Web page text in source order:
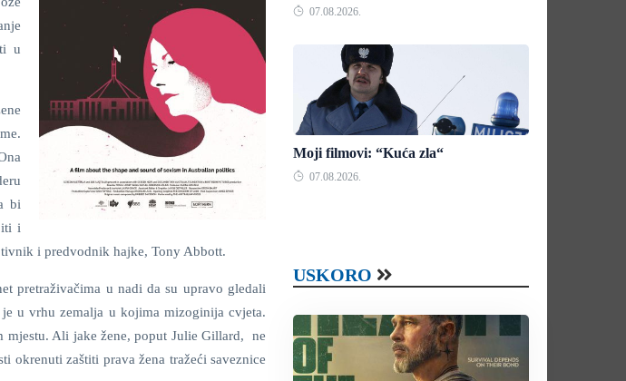
u
bi
i
i predvodnik hajke, Tony Abbott.
pretraživačima u nadi da su upravo gledali
u vrhu zemalja u kojima mizoginija cvjeta.
mjestu. Ali jake žene, poput Julie Gillard, ne
okrenuti zaštiti prava žena tražeći saveznice
07.08.2026.
Moji filmovi: “Kuća zla“
07.08.2026.
USKORO